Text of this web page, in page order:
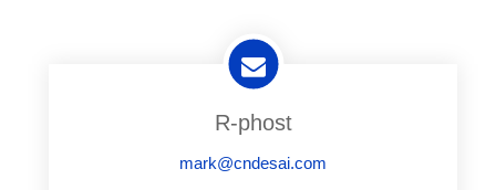
R-phost
mark@cndesai.com